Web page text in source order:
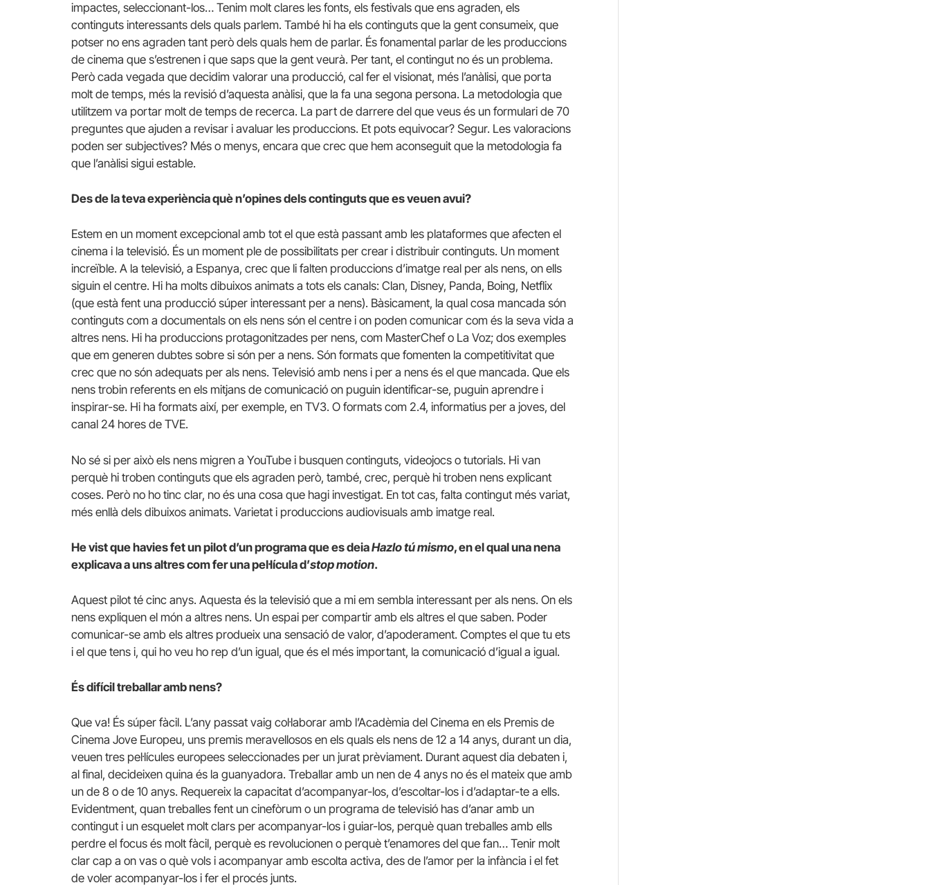
impactes, seleccionant-los… Tenim molt clares les fonts, els festivals que ens agraden, els
continguts interessants dels quals parlem. També hi ha els continguts que la gent consumeix, que
potser no ens agraden tant però dels quals hem de parlar. És fonamental parlar de les produccions
de cinema que s’estrenen i que saps que la gent veurà. Per tant, el contingut no és un problema.
Però cada vegada que decidim valorar una producció, cal fer el visionat, més l’anàlisi, que porta
molt de temps, més la revisió d’aquesta anàlisi, que la fa una segona persona. La metodologia que
utilitzem va portar molt de temps de recerca. La part de darrere del que veus és un formulari de 70
preguntes que ajuden a revisar i avaluar les produccions. Et pots equivocar? Segur. Les valoracions
poden ser subjectives? Més o menys, encara que crec que hem aconseguit que la metodologia fa
que l’anàlisi sigui estable.
Des de la teva experiència què n’opines dels continguts que es veuen avui?
Estem en un moment excepcional amb tot el que està passant amb les plataformes que afecten el
cinema i la televisió. És un moment ple de possibilitats per crear i distribuir continguts. Un moment
increïble. A la televisió, a Espanya, crec que li falten produccions d’imatge real per als nens, on ells
siguin el centre. Hi ha molts dibuixos animats a tots els canals: Clan, Disney, Panda, Boing, Netflix
(que està fent una producció súper interessant per a nens). Bàsicament, la qual cosa mancada són
continguts com a documentals on els nens són el centre i on poden comunicar com és la seva vida a
altres nens. Hi ha produccions protagonitzades per nens, com MasterChef o La Voz; dos exemples
que em generen dubtes sobre si són per a nens. Són formats que fomenten la competitivitat que
crec que no són adequats per als nens. Televisió amb nens i per a nens és el que mancada. Que els
nens trobin referents en els mitjans de comunicació on puguin identificar-se, puguin aprendre i
inspirar-se. Hi ha formats així, per exemple, en TV3. O formats com 2.4, informatius per a joves, del
canal 24 hores de TVE.
No sé si per això els nens migren a YouTube i busquen continguts, videojocs o tutorials. Hi van
perquè hi troben continguts que els agraden però, també, crec, perquè hi troben nens explicant
coses. Però no ho tinc clar, no és una cosa que hagi investigat. En tot cas, falta contingut més variat,
més enllà dels dibuixos animats. Varietat i produccions audiovisuals amb imatge real.
He vist que havies fet un pilot d’un programa que es deiaHazlo tú mismo, en el qual una nena
explicava a uns altres com fer una pel·lícula d’stop motion.
Aquest pilot té cinc anys. Aquesta és la televisió que a mi em sembla interessant per als nens. On els
nens expliquen el món a altres nens. Un espai per compartir amb els altres el que saben. Poder
comunicar-se amb els altres produeix una sensació de valor, d’apoderament. Comptes el que tu ets
i el que tens i, qui ho veu ho rep d’un igual, que és el més important, la comunicació d’igual a igual.
És difícil treballar amb nens?
Que va! És súper fàcil. L’any passat vaig col·laborar amb l’Acadèmia del Cinema en els Premis de
Cinema Jove Europeu, uns premis meravellosos en els quals els nens de 12 a 14 anys, durant un dia,
veuen tres pel·lícules europees seleccionades per un jurat prèviament. Durant aquest dia debaten i,
al final, decideixen quina és la guanyadora. Treballar amb un nen de 4 anys no és el mateix que amb
un de 8 o de 10 anys. Requereix la capacitat d’acompanyar-los, d’escoltar-los i d’adaptar-te a ells.
Evidentment, quan treballes fent un cinefòrum o un programa de televisió has d’anar amb un
contingut i un esquelet molt clars per acompanyar-los i guiar-los, perquè quan treballes amb ells
perdre el focus és molt fàcil, perquè es revolucionen o perquè t’enamores del que fan… Tenir molt
clar cap a on vas o què vols i acompanyar amb escolta activa, des de l’amor per la infància i el fet
de voler acompanyar-los i fer el procés junts.